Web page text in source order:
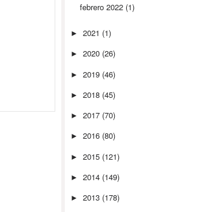
febrero 2022 (1)
► 2021 (1)
► 2020 (26)
► 2019 (46)
► 2018 (45)
► 2017 (70)
► 2016 (80)
► 2015 (121)
► 2014 (149)
► 2013 (178)